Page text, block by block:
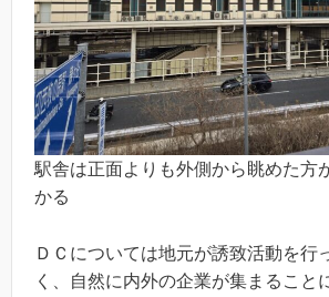
駅舎は正面よりも外側から眺めた方
かる
ＤＣについては地元が誘致活動を行
く、自然に内外の企業が集まること